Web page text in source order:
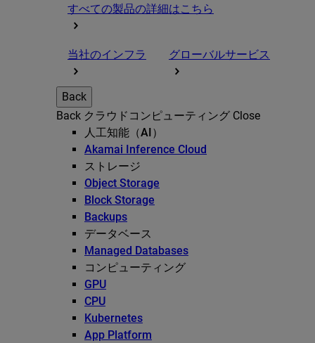
すべての製品の詳細はこちら
当社のインフラ グローバルサービス
Back
Back クラウドコンピューティング Close
人工知能（AI）
Akamai Inference Cloud
ストレージ
Object Storage
Block Storage
Backups
データベース
Managed Databases
コンピューティング
GPU
CPU
Kubernetes
App Platform